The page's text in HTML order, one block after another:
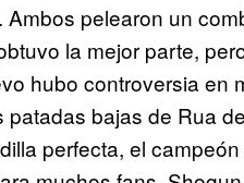
pelearon un
la mejor parte,
hubo controversia en
bajas de Rua
perfecta, el